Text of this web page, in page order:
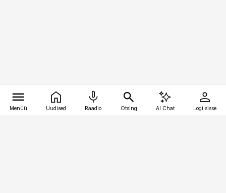
Menüü Uudised Raadio Otsing AI Chat Logi sisse